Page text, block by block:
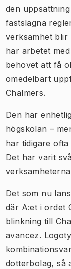
den
fastslagna
verksamhet blir
har arbetet
behovet att få
omedelbart
Chalmers.
Den här
högskolan –
har tidigare
Det har varit
Det som nu
där A:et i ordet
blinkning till
avancez.
dotterbolag, så